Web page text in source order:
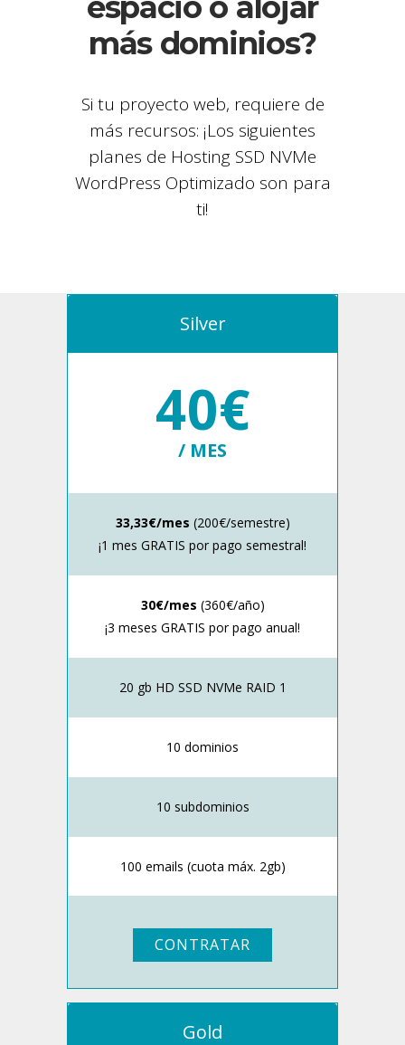
más dominios?
Si tu proyecto web, requiere de
más recursos: ¡Los siguientes
planes de Hosting SSD NVMe
WordPress Optimizado son para
ti!
Silver
40€
/ MES
33,33€/mes (200€/semestre)
¡1 mes GRATIS por pago semestral!
30€/mes (360€/año)
¡3 meses GRATIS por pago anual!
20 gb HD SSD NVMe RAID 1
10 dominios
10 subdominios
100 emails (cuota máx. 2gb)
CONTRATAR
Gold